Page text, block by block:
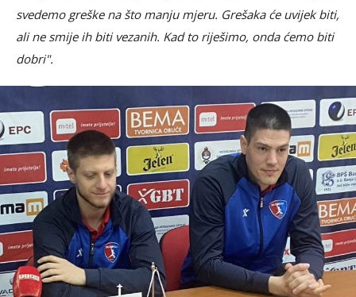
svedemo greške na što manju mjeru. Grešaka će uvijek biti,
ali ne smije ih biti vezanih. Kad to riješimo, onda ćemo biti
dobri".